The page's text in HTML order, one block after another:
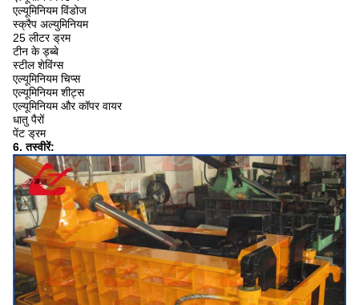
एल्यूमिनियम विंडोज
स्क्रैप अल्युमिनियम
25 लीटर ड्रम
टीन के ड्ब्बे
स्टील शेविंग्स
एल्यूमिनियम चिप्स
एल्यूमिनियम शीट्स
एल्यूमिनियम और कॉपर वायर
धातु पैरों
पेंट ड्रम
6. तस्वीरें: